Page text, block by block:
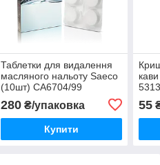
Таблетки для видалення
масляного нальоту Saeco
(10шт) CA6704/99
кавоварки Philips Saeco)
280₴/упаковка
Купити
55